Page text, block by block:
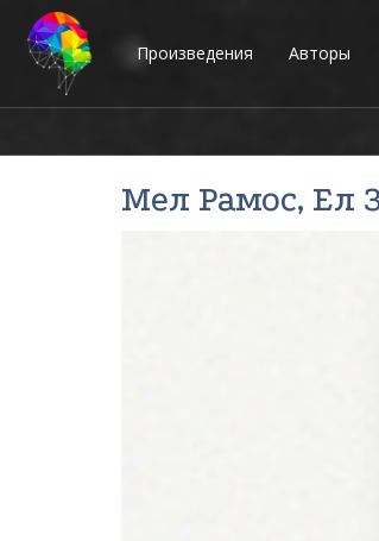
Произведения Авторы
Мел Рамос, Ел